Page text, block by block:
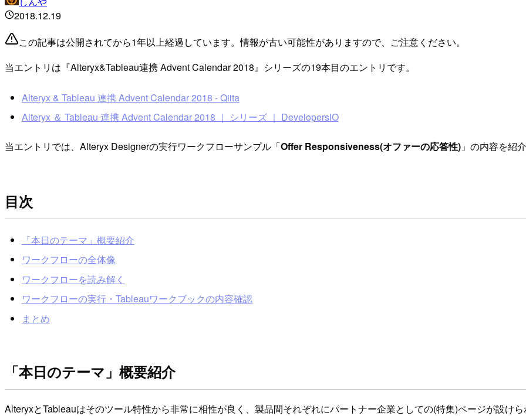
2018.12.19
この記事は公開されてから1年以上経過しています。情報が古い可能性がありますので、ご注意ください。
当エントリは『Alteryx&Tableau連携 Advent Calendar 2018』シリーズの19本目のエントリです。
Alteryx & Tableau 連携 Advent Calendar 2018 - Qiita
Alteryx ＆ Tableau 連携 Advent Calendar 2018 ｜ シリーズ ｜ DevelopersIO
当エントリでは、Alteryx Designerの実行ワークフローサンプル「Offer Responsiveness(オファーの応答性) 」の内容を紹
目次
「本日のテーマ」概要紹介
ワークフローの全体像
ワークフローを読み解く
ワークフローの実行・Tableauワークブックの内容確認
まとめ
「本日のテーマ」概要紹介
AlteryxとTableauはそのツール特性から非常に相性が良く、製品間それぞれにパートナー企業としての(特集)ページが設けら